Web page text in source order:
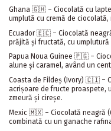
Ghana 🇬🇭 – Ciocolată cu
umplută cu cremă de ciocolată,
Ecuador 🇪🇨 – Ciocolată
prăjită și fructată, cu umplutură
Papua Noua Guinee 🇵🇬 –
alune și caramel, având un
Coasta de Fildeș (Ivory) 🇨🇮 –
acrișoare de fructe proaspete,
zmeură și cireșe.
Mexic 🇲🇽 – Ciocolată neagră
combinată cu un ganache